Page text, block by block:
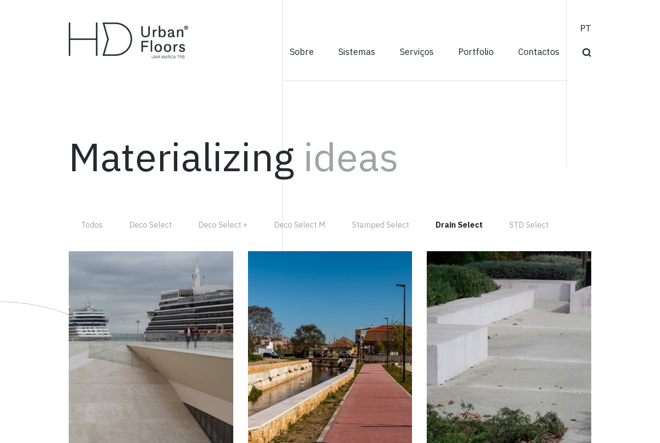
Sobre Sistemas Serviços Portfolio Contactos
PT
Materializing ideas
Todos Deco Select Deco Select + Deco Select M Stamped Select Drain Select STD Select